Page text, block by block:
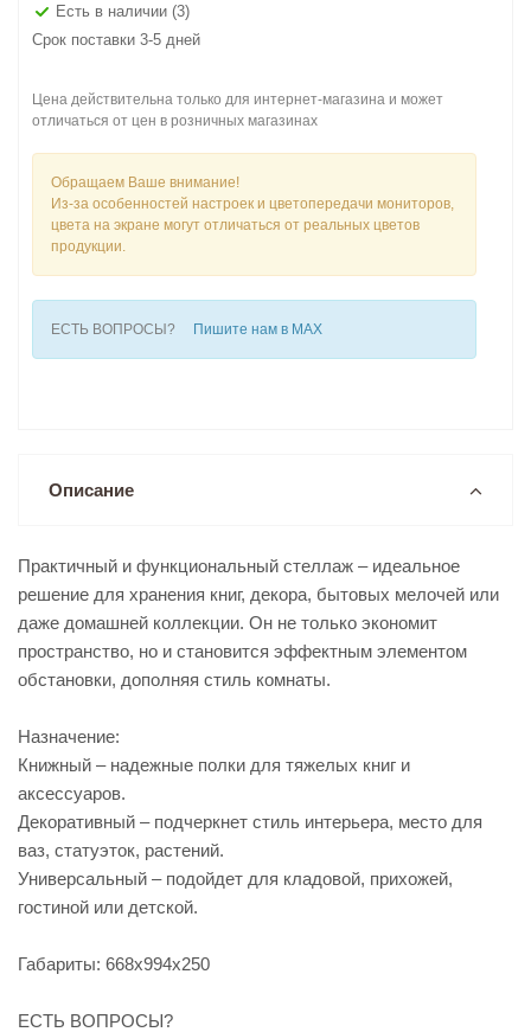
Есть в наличии (3)
Срок поставки 3-5 дней
Цена действительна только для интернет-магазина и может
отличаться от цен в розничных магазинах
Обращаем Ваше внимание!
Из-за особенностей настроек и цветопередачи мониторов,
цвета на экране могут отличаться от реальных цветов
продукции.
ЕСТЬ ВОПРОСЫ? Пишите нам в MAX
Описание
Практичный и функциональный стеллаж – идеальное
решение для хранения книг, декора, бытовых мелочей или
даже домашней коллекции. Он не только экономит
пространство, но и становится эффектным элементом
обстановки, дополняя стиль комнаты.
Назначение:
Книжный – надежные полки для тяжелых книг и
аксессуаров.
Декоративный – подчеркнет стиль интерьера, место для
ваз, статуэток, растений.
Универсальный – подойдет для кладовой, прихожей,
гостиной или детской.
Габариты: 668х994х250
ЕСТЬ ВОПРОСЫ?